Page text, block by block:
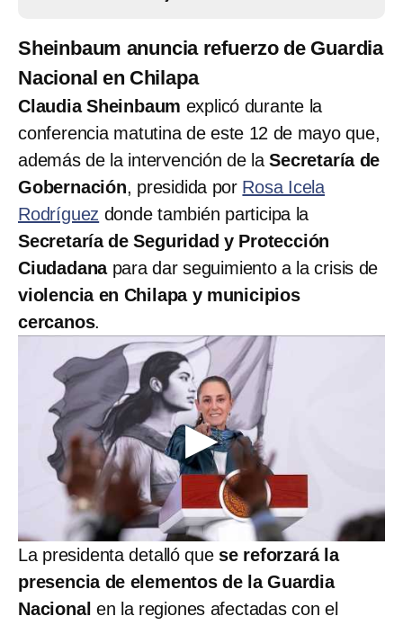
Sheinbaum anuncia refuerzo de Guardia
Nacional en Chilapa
Claudia Sheinbaum explicó durante la
conferencia matutina de este 12 de mayo que,
además de la intervención de laSecretaría de
Gobernación, presidida por Rosa Icela
Rodríguez donde también participa la
Secretaría de Seguridad y Protección
Ciudadana para dar seguimiento a la crisis de
violencia en Chilapa y municipios
cercanos.
La presidenta detalló que se reforzará la
presencia de elementos de la Guardia
Nacional en la regiones afectadas con el